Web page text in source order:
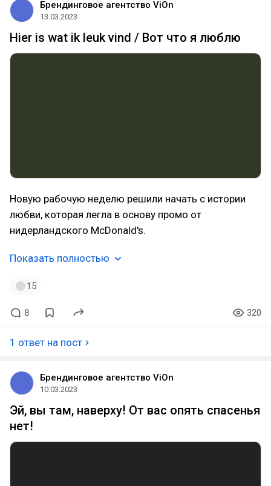
Брендинговое агентство ViOn
13.03.2023
Hier is wat ik leuk vind / Вот что я люблю
Новую рабочую неделю решили начать с истории
любви, которая легла в основу промо от
нидерландского McDonald's.
Показать полностью
15
8 320
1 ответ на пост
Брендинговое агентство ViOn
10.03.2023
Эй, вы там, наверху! От вас опять спасенья
нет!